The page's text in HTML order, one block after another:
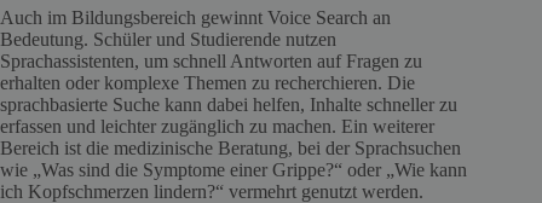
Auch im Bildungsbereich gewinnt Voice Search an
Bedeutung. Schüler und Studierende nutzen
Sprachassistenten, um schnell Antworten auf Fragen zu
erhalten oder komplexe Themen zu recherchieren. Die
sprachbasierte Suche kann dabei helfen, Inhalte schneller zu
erfassen und leichter zugänglich zu machen. Ein weiterer
Bereich ist die medizinische Beratung, bei der Sprachsuchen
wie „Was sind die Symptome einer Grippe?“ oder „Wie kann
ich Kopfschmerzen lindern?“ vermehrt genutzt werden.